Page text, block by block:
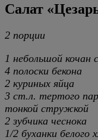
Салат
2 порции
1 небольшой кочан
4 полоски бекона
2 куриных яйца
3 ст.л. тертого
тонкой стружкой
2 зубчика чеснока
1/2 буханки белого